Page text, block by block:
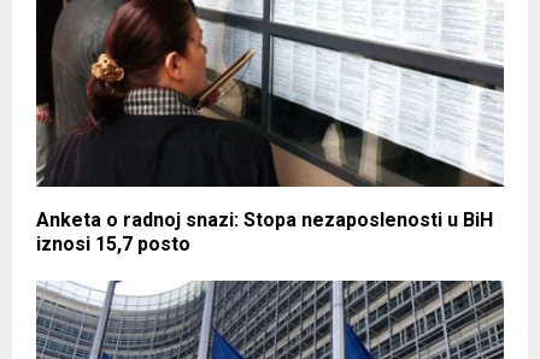
Anketa o radnoj snazi: Stopa nezaposlenosti u BiH
iznosi 15,7 posto